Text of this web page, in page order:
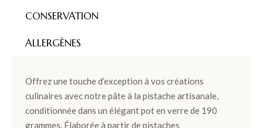
CONSERVATION
ALLERGÈNES
Offrez une touche d’exception à vos créations
culinaires avec notre pâte à la pistache artisanale,
conditionnée dans un élégant pot en verre de 190
grammes. Élaborée à partir de pistaches